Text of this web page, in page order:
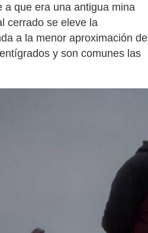
que era una antigua mina
cerrado se eleve la
a la menor aproximación de
y son comunes las